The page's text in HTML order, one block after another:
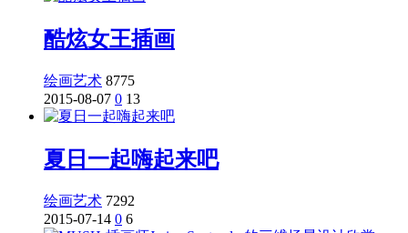
酷炫女王插画
绘画艺术 8775
2015-08-07 0 13
夏日一起嗨起来吧
绘画艺术 7292
2015-07-14 0 6